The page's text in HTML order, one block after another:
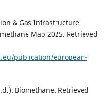
& Gas Infrastructure
Map 2025. Retrieved
publication/european-
Biomethane. Retrieved